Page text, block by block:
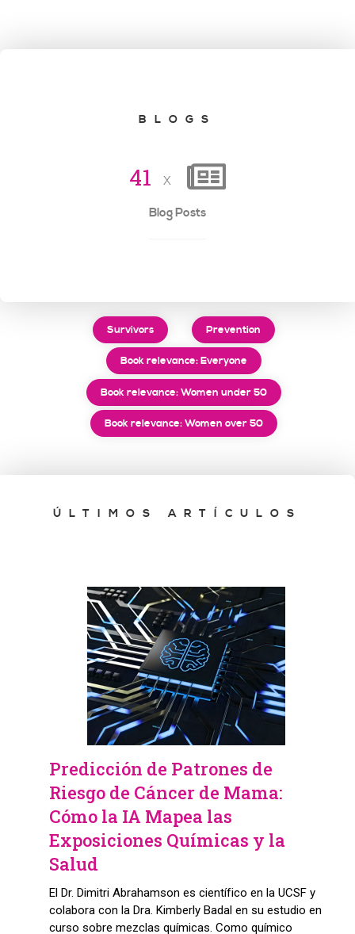
BLOGS
41 x
Blog Posts
Survivors Prevention
Book relevance: Everyone
Book relevance: Women under 50
Book relevance: Women over 50
ÚLTIMOS ARTÍCULOS
Predicción de Patrones de
Riesgo de Cáncer de Mama:
Cómo la IA Mapea las
Exposiciones Químicas y la
Salud
El Dr. Dimitri Abrahamson es científico en la UCSF y
colabora con la Dra. Kimberly Badal en su estudio en
curso sobre mezclas químicas. Como químico